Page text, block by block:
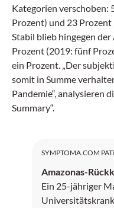
Kategorien verschoben:
Prozent) und 23
Stabil blieb hingegen
Prozent (2019: fünf
ein Prozent. „Der
somit in Summe
Pandemie“, analysieren
Summary“.
SYMPTOMA.COM
Amazonas-
Ein 25-jähriger